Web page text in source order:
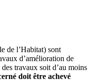
de l’Habitat) sont
d’amélioration de
travaux soit d’au moins
doit être achevé